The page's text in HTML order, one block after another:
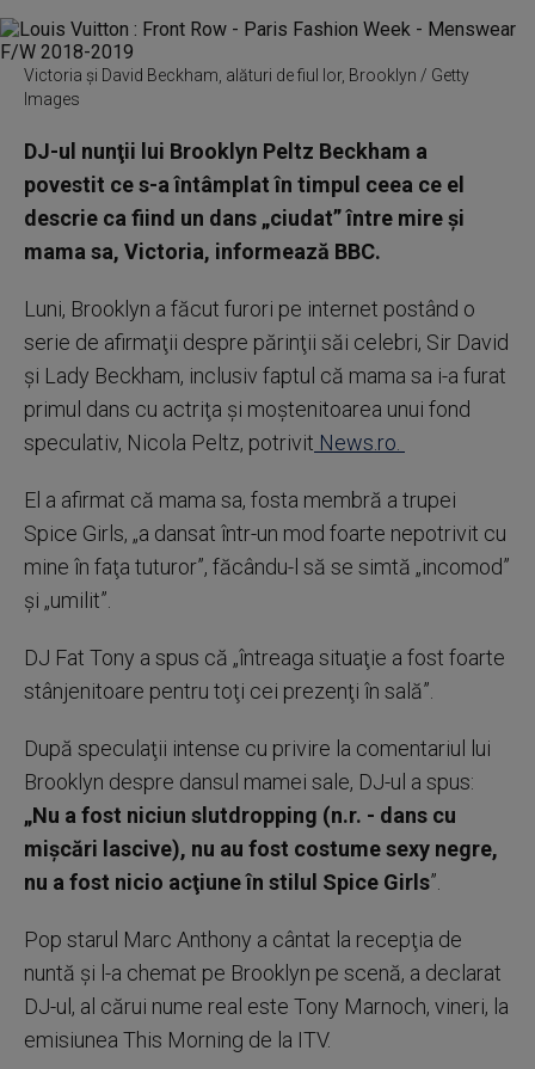
Victoria și David Beckham, alături de fiul lor, Brooklyn / Getty
Images
DJ-ul nunţii lui Brooklyn Peltz Beckham a
povestit ce s-a întâmplat în timpul ceea ce el
descrie ca fiind un dans „ciudat” între mire şi
mama sa, Victoria, informează BBC.
Luni, Brooklyn a făcut furori pe internet postând o
serie de afirmaţii despre părinţii săi celebri, Sir David
şi Lady Beckham, inclusiv faptul că mama sa i-a furat
primul dans cu actriţa şi moştenitoarea unui fond
speculativ, Nicola Peltz, potrivit News.ro.
El a afirmat că mama sa, fosta membră a trupei
Spice Girls, „a dansat într-un mod foarte nepotrivit cu
mine în faţa tuturor”, făcându-l să se simtă „incomod”
şi „umilit”.
DJ Fat Tony a spus că „întreaga situaţie a fost foarte
stânjenitoare pentru toţi cei prezenţi în sală”.
După speculaţii intense cu privire la comentariul lui
Brooklyn despre dansul mamei sale, DJ-ul a spus:
„Nu a fost niciun slutdropping (n.r. - dans cu
mişcări lascive), nu au fost costume sexy negre,
nu a fost nicio acţiune în stilul Spice Girls”.
Pop starul Marc Anthony a cântat la recepţia de
nuntă şi l-a chemat pe Brooklyn pe scenă, a declarat
DJ-ul, al cărui nume real este Tony Marnoch, vineri, la
emisiunea This Morning de la ITV.